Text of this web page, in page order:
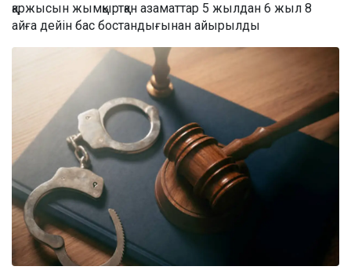
қаржысын жымқыртқан азаматтар 5 жылдан 6 жыл 8
айға дейін бас бостандығынан айырылды